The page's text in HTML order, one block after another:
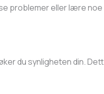
problemer eller lære
du synligheten din.